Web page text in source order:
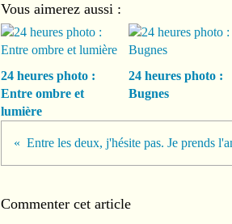
Vous aimerez aussi :
24 heures photo :
Entre ombre et
lumière
24 heures photo :
Bugnes
Entre les deux, j'hésite pas. Je prends
Commenter cet article